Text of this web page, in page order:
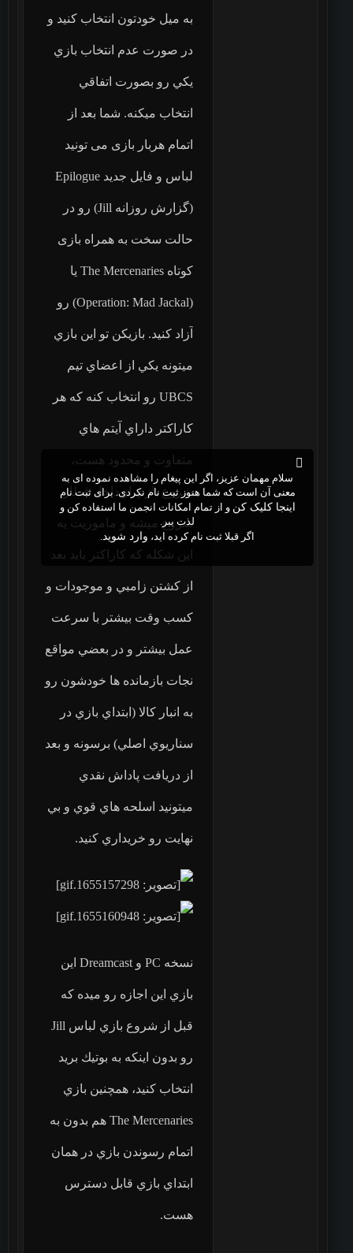
سلام مهمان عزیز، اگر این پیغام را مشاهده نموده ای به
معنی آن است که شما هنوز ثبت نام نکردی. برای ثبت نام
اینجا کلیک کن و از تمام امکانات انجمن ما استفاده کن و
لذت ببر.
اگر قبلا ثبت نام کرده اید، وارد شوید.
به ميل خودتون انتخاب كنيد و
در صورت عدم انتخاب بازي
يكي رو بصورت اتفاقي
انتخاب ميكنه. شما بعد از
اتمام هربار بازی می تونید
لباس و فایل جدید Epilogue
(گزارش روزانه Jill) رو در
حالت سخت به همراه بازی
کوتاه The Mercenaries يا
(Operation: Mad Jackal) رو
آزاد کنید. بازيكن تو اين بازي
ميتونه يكي از اعضاي تيم
UBCS رو انتخاب كنه كه هر
كاراكتر داراي آيتم هاي
متفاوت و محدود هست،
شروع بازي از داخل قطار
شروع ميشه و ماموريت يه
اين شكله كه كاراكتر بايد بعد
از كشتن زامبي و موجودات و
كسب وقت بيشتر با سرعت
عمل بيشتر و در بعضي مواقع
نجات بازمانده ها خودشون رو
به انبار كالا (ابتداي بازي در
سناريوي اصلي) برسونه و بعد
از دريافت پاداش نقدي
ميتونيد اسلحه هاي قوي و بي
نهايت رو خريداري كنيد.
نسخه PC و Dreamcast اين
بازي اين اجازه رو ميده كه
رو بدون اينكه به بوتيك بريد
انتخاب كنيد، همچنين بازي
The Mercenaries هم بدون به
اتمام رسوندن بازي در همان
ابتداي بازي قابل دسترس
هست.